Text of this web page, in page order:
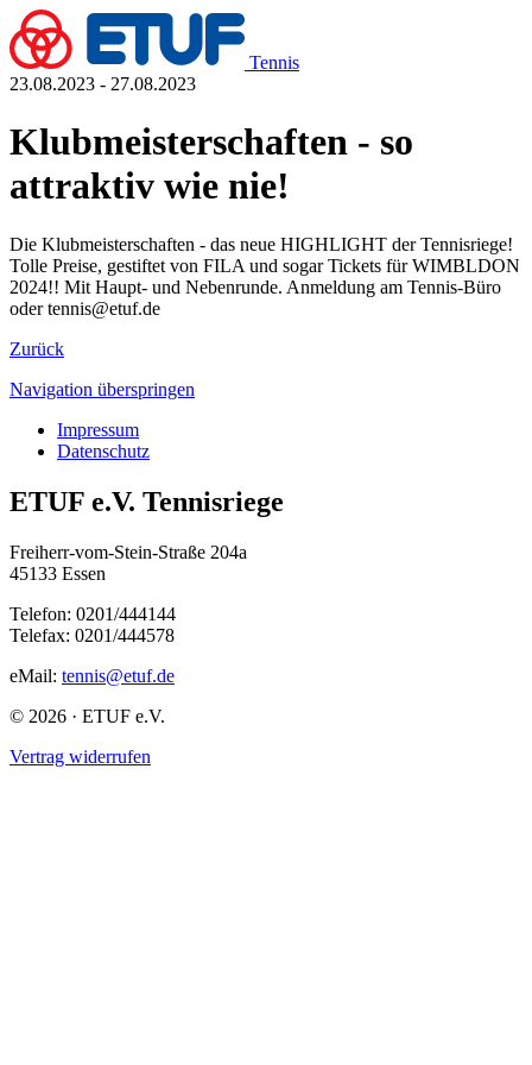
Tennis
23.08.2023 - 27.08.2023
Klubmeisterschaften - so
attraktiv wie nie!
Die Klubmeisterschaften - das neue HIGHLIGHT der Tennisriege!
Tolle Preise, gestiftet von FILA und sogar Tickets für WIMBLDON
2024!! Mit Haupt- und Nebenrunde. Anmeldung am Tennis-Büro
oder tennis@etuf.de
Zurück
Navigation überspringen
Impressum
Datenschutz
ETUF e.V. Tennisriege
Freiherr-vom-Stein-Straße 204a
45133 Essen
Telefon: 0201/444144
Telefax: 0201/444578
eMail: tennis@etuf.de
© 2026 · ETUF e.V.
Vertrag widerrufen